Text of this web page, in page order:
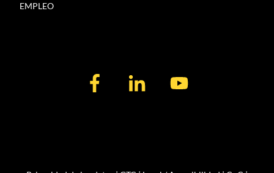
EMPLEO